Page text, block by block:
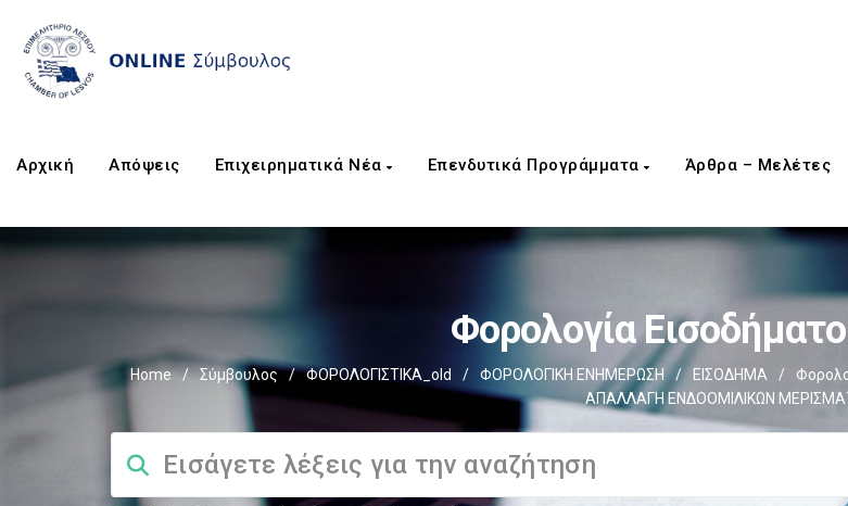
Αρχική Απόψεις Επιχειρηματικά Νέα Επενδυτικά Προγράμματα Άρθρα – Μελέτες
Φορολογία
Home / Σύμβουλος / ΦΟΡΟΛΟΓΙΣΤΙΚΑ_old / ΦΟΡΟΛΟΓΙΚΗ ΕΝΗΜΕΡΩΣΗ / ΕΙΣΟΔΗΜΑ /
ΑΠΑΛΛΑΓΗ ΕΝΔΟΟΜΙΛΙΚΩΝ